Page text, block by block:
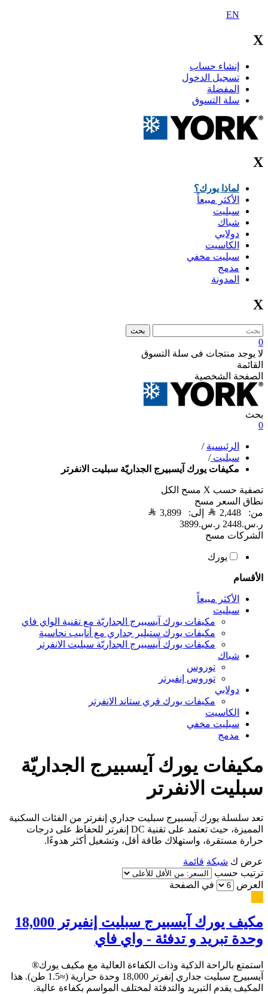
EN
X
إنشاء حساب
تسجيل الدخول
المفضلة
سلة التسوق
X
لماذا يورك؟
الأكثر مبيعاً
سبليت
شباك
دولابي
الكاسيت
سبليت مخفي
مدمج
المدونة
X
بحث
0
لا يوجد منتجات فى سلة التسوق
القائمة
الصفحة الشخصية
بحث
0
الرئيسية /
سبليت /
مكيفات يورك آيسبيرج الجداريّة سبليت الانفرتر
تصفية حسب X مسح الكل
نطاق السعر مسح
من:
إلى:
ر.س.‏2448
ر.س.‏3899
الشركات مسح
يورك
الأقسام
الأكثر مبيعاً
سبليت
مكيفات يورك آيسبيرج الجداريّة مع تقنية الواي فاي
مكيفات يورك ستيلير جداري مع أنابيب نحاسية
مكيفات يورك آيسبيرج الجداريّة سبليت الانفرتر
شباك
توروس
توروس إنفيرتر
دولابي
مكيفات يورك فري ستاند الانفرتر
الكاسيت
سبليت مخفي
مدمج
مكيفات يورك آيسبيرج الجداريّة
سبليت الانفرتر
تعد سلسلة يورك آيسبيرج سبليت جداري إنفرتر من الفئات السكنية
المميزة، حيث تعتمد على تقنية DC إنفرتر للحفاظ على درجات
حرارة مستقرة، واستهلاك طاقة أقل، وتشغيل أكثر هدوءًا.
عرض ك شبكة قائمة
ترتيب حسب
العرض
في الصفحة
مكيف يورك آيسبيرج سبليت إنفيرتر 18,000
وحدة تبريد و تدفئة - واي فاي
استمتع بالراحة الذكية وذات الكفاءة العالية مع مكيف يورك®
آيسبيرج سبليت جداري إنفرتر 18,000 وحدة حرارية (≈1.5 طن). هذا
المكيف يقدم التبريد والتدفئة لمختلف المواسم بكفاءة عالية.